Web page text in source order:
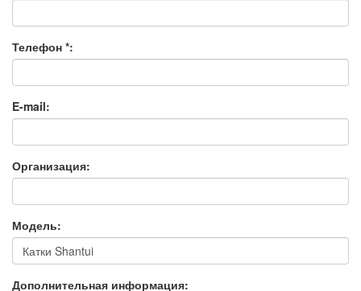
Телефон *:
E-mail:
Организация:
Модель:
Дополнительная информация: